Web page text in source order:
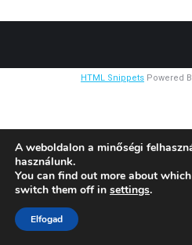
HTML Snippets Powered
A weboldalon a minőségi
használunk.
You can find out more about
switch them off in settings.
Elfogad